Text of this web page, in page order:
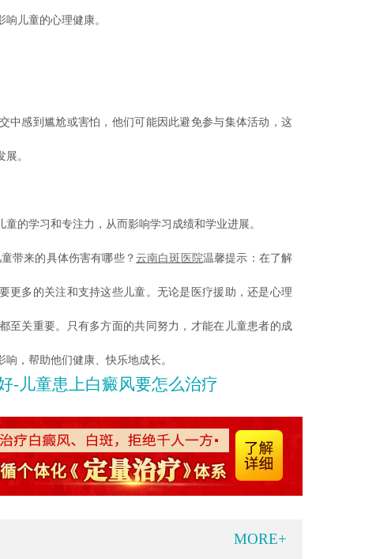
儿童的心理健康。
感到尴尬或害怕，他们可能因此避免参与集体活动，这
。
学习和专注力，从而影响学习成绩和学业进展。
来的具体伤害有哪些？ 云南白斑医院温馨提示：在了解
更多的关注和支持这些儿童。无论是医疗援助，还是心理
至关重要。只有多方面的共同努力，才能在儿童患者的成
，帮助他们健康、快乐地成长。
-儿童患上白癜风要怎么治疗
MORE+